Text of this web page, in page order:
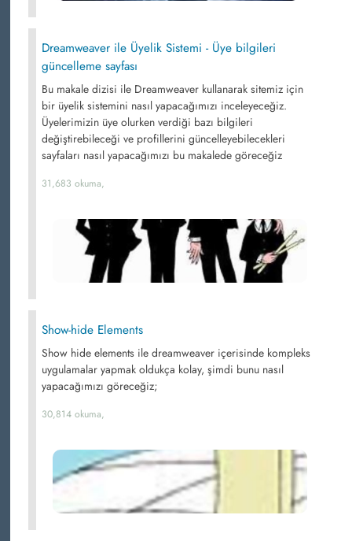
Dreamweaver ile Üyelik Sistemi - Üye bilgileri
güncelleme sayfası
Bu makale dizisi ile Dreamweaver kullanarak sitemiz için
bir üyelik sistemini nasıl yapacağımızı inceleyeceğiz.
Üyelerimizin üye olurken verdiği bazı bilgileri
değiştirebileceği ve profillerini güncelleyebilecekleri
sayfaları nasıl yapacağımızı bu makalede göreceğiz
31,683 okuma,
Show-hide Elements
Show hide elements ile dreamweaver içerisinde kompleks
uygulamalar yapmak oldukça kolay, şimdi bunu nasıl
yapacağımızı göreceğiz;
30,814 okuma,